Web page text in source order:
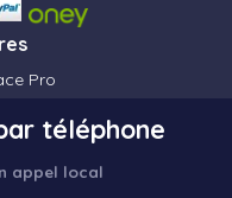
Pro
téléphone
appel local